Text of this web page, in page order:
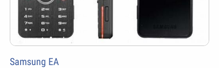
Samsung EA